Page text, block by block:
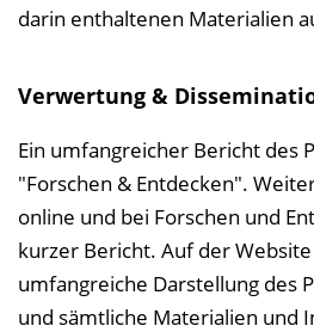
darin enthaltenen Materialien
Verwertung &
Ein umfangreicher Bericht des
"Forschen & Entdecken".
online und bei Forschen und
kurzer Bericht. Auf der
umfangreiche Darstellung des
und sämtliche Materialien und